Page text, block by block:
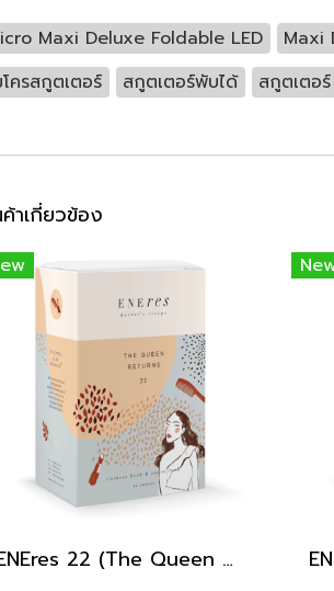
Maxi Deluxe Foldable LED Maxi
โครสกูตเตอร์
สกูตเตอร์พับได้ สกูตเตอร์
าเกี่ยวข้อง
ENEres 22 (The Queen Returns)